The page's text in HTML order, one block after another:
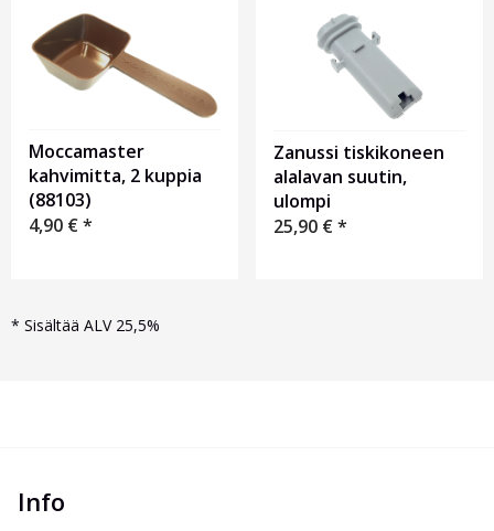
Moccamaster
kahvimitta, 2 kuppia
(88103)
4,90 €*
Zanussi tiskikoneen
alalavan suutin,
ulompi
25,90 €*
* Sisältää ALV 25,5%
Info